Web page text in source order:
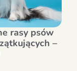
rasy psów
–